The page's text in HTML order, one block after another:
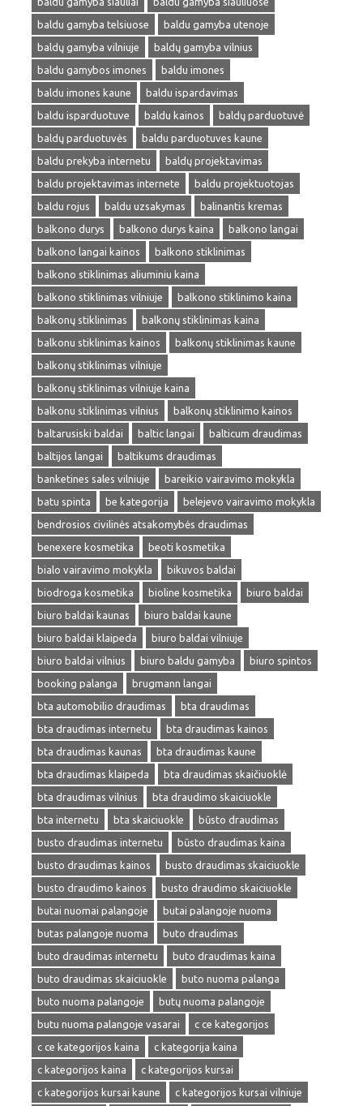
baldu gamyba telsiuose
baldu gamyba utenoje
baldų gamyba vilniuje
baldų gamyba vilnius
baldu gamybos imones
baldu imones
baldu imones kaune
baldu ispardavimas
baldu isparduotuve
baldu kainos
baldų parduotuvė
baldų parduotuvės
baldu parduotuves kaune
baldu prekyba internetu
baldų projektavimas
baldu projektavimas internete
baldu projektuotojas
baldu rojus
baldu uzsakymas
balinantis kremas
balkono durys
balkono durys kaina
balkono langai
balkono langai kainos
balkono stiklinimas
balkono stiklinimas aliuminiu kaina
balkono stiklinimas vilniuje
balkono stiklinimo kaina
balkonų stiklinimas
balkonų stiklinimas kaina
balkonu stiklinimas kainos
balkonų stiklinimas kaune
balkonų stiklinimas vilniuje
balkonų stiklinimas vilniuje kaina
balkonu stiklinimas vilnius
balkonų stiklinimo kainos
baltarusiski baldai
baltic langai
balticum draudimas
baltijos langai
baltikums draudimas
banketines sales vilniuje
bareikio vairavimo mokykla
batu spinta
be kategorija
belejevo vairavimo mokykla
bendrosios civilinės atsakomybės draudimas
benexere kosmetika
beoti kosmetika
bialo vairavimo mokykla
bikuvos baldai
biodroga kosmetika
bioline kosmetika
biuro baldai
biuro baldai kaunas
biuro baldai kaune
biuro baldai klaipeda
biuro baldai vilniuje
biuro baldai vilnius
biuro baldu gamyba
biuro spintos
booking palanga
brugmann langai
bta automobilio draudimas
bta draudimas
bta draudimas internetu
bta draudimas kainos
bta draudimas kaunas
bta draudimas kaune
bta draudimas klaipeda
bta draudimas skaičiuoklė
bta draudimas vilnius
bta draudimo skaiciuokle
bta internetu
bta skaiciuokle
būsto draudimas
busto draudimas internetu
būsto draudimas kaina
busto draudimas kainos
busto draudimas skaiciuokle
busto draudimo kainos
busto draudimo skaiciuokle
butai nuomai palangoje
butai palangoje nuoma
butas palangoje nuoma
buto draudimas
buto draudimas internetu
buto draudimas kaina
buto draudimas skaiciuokle
buto nuoma palanga
buto nuoma palangoje
butų nuoma palangoje
butu nuoma palangoje vasarai
c ce kategorijos
c ce kategorijos kaina
c kategorija kaina
c kategorijos kaina
c kategorijos kursai
c kategorijos kursai kaune
c kategorijos kursai vilniuje